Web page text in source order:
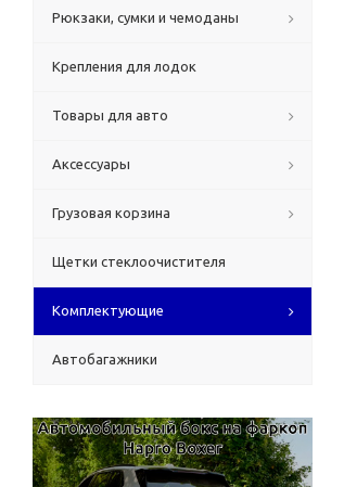
Рюкзаки, сумки и чемоданы
Крепления для лодок
Товары для авто
Аксессуары
Грузовая корзина
Щетки стеклоочистителя
Комплектующие
Автобагажники